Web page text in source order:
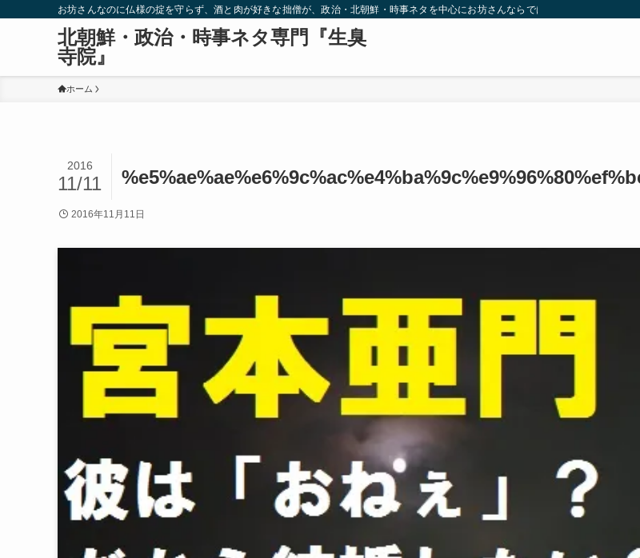
お坊さんなのに仏様の掟を守らず、酒と肉が好きな拙僧が、政治・北朝鮮・時事ネタを中心にお坊さんならではの視点から調査・推
北朝鮮・政治・時事ネタ専門『生臭
寺院』
ホーム
2016
11/11
2016年11月11日